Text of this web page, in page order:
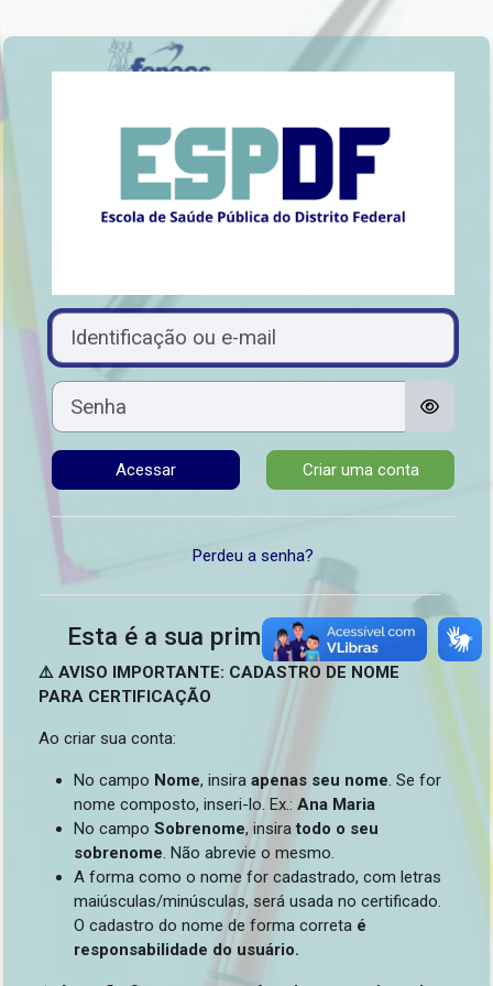
Avançar para criar nova conta
Identificação ou e-mail
Senha
Acessar Criar uma conta
Perdeu a senha?
Esta é a sua primeira vez aqui?
⚠️ AVISO IMPORTANTE: CADASTRO DE NOME
PARA CERTIFICAÇÃO
Ao criar sua conta:
No campo Nome, insira apenas seu nome . Se for
nome composto, inseri-lo. Ex.: Ana Maria
No campo Sobrenome, insiratodo o seu
sobrenome . Não abrevie o mesmo.
A forma como o nome for cadastrado, com letras
maiúsculas/minúsculas, será usada no certificado.
O cadastro do nome de forma correta é
responsabilidade do usuário.